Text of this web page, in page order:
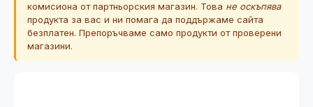
комисиона от партньорския магазин. Това не оскъпява
продукта за вас и ни помага да поддържаме сайта
безплатен. Препоръчваме само продукти от проверени
магазини.